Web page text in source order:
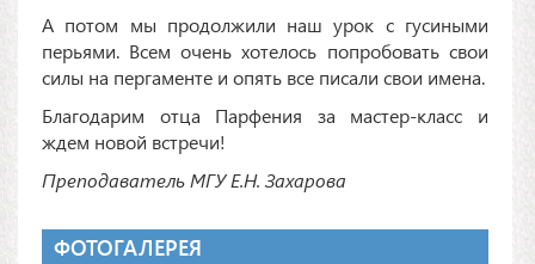
А потом мы продолжили наш урок с гусиными
перьями. Всем очень хотелось попробовать свои
силы на пергаменте и опять все писали свои имена.
Благодарим отца Парфения за мастер-класс и
ждем новой встречи!
Преподаватель МГУ Е.Н. Захарова
ФОТОГАЛЕРЕЯ